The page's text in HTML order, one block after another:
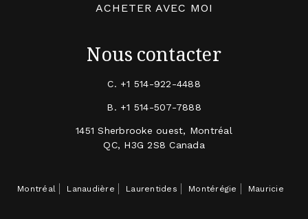
ACHETER AVEC MOI
Nous contacter
C. +1 514-922-4488
B. +1 514-507-7888
1451 Sherbrooke ouest, Montréal
QC, H3G 2S8 Canada
Montréal Lanaudière Laurentides Montérégie Mauricie